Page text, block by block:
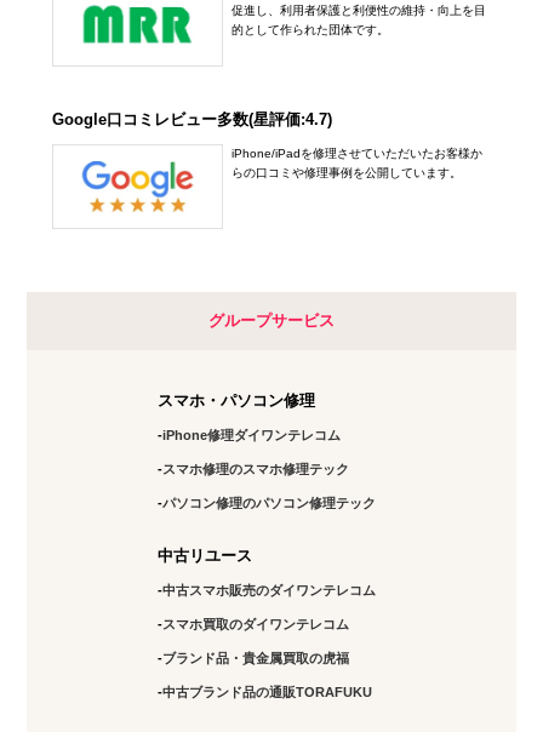
促進し、利用者保護と利便性の維持・向上を目
的として作られた団体です。
Google口コミレビュー多数(星評価:4.7)
iPhone/iPadを修理させていただいたお客様か
らの口コミや修理事例を公開しています。
グループサービス
スマホ・パソコン修理
iPhone修理ダイワンテレコム
スマホ修理のスマホ修理テック
パソコン修理のパソコン修理テック
中古リユース
中古スマホ販売のダイワンテレコム
スマホ買取のダイワンテレコム
ブランド品・貴金属買取の虎福
中古ブランド品の通販TORAFUKU